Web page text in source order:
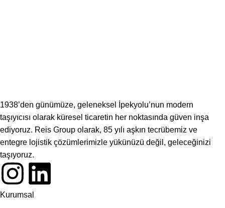
1938’den günümüze, geleneksel İpekyolu’nun modern
taşıyıcısı olarak küresel ticaretin her noktasında güven inşa
ediyoruz. Reis Group olarak, 85 yılı aşkın tecrübemiz ve
entegre lojistik çözümlerimizle yükünüzü değil, geleceğinizi
taşıyoruz.
Kurumsal